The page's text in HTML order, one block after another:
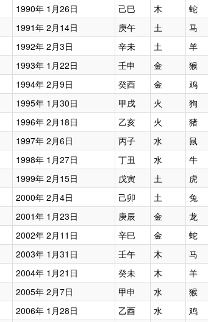
1990年 1月26日 己巳 木
蛇
1991年 2月14日 庚午 土
马
1992年 2月3日 辛未 土
羊
1993年 1月22日 壬申 金
猴
1994年 2月9日 癸酉 金
鸡
1995年 1月30日 甲戌 火
狗
1996年 2月18日 乙亥 火
猪
1997年 2月6日 丙子 水
鼠
1998年 1月27日 丁丑 水
牛
1999年 2月15日 戊寅 土
虎
2000年 2月4日 己卯 土
兔
2001年 1月23日 庚辰 金
龙
2002年 2月11日 辛巳 金
蛇
2003年 1月31日 壬午 木
马
2004年 1月21日 癸未 木
羊
2005年 2月7日 甲申 水
猴
2006年 1月28日 乙酉 水
鸡